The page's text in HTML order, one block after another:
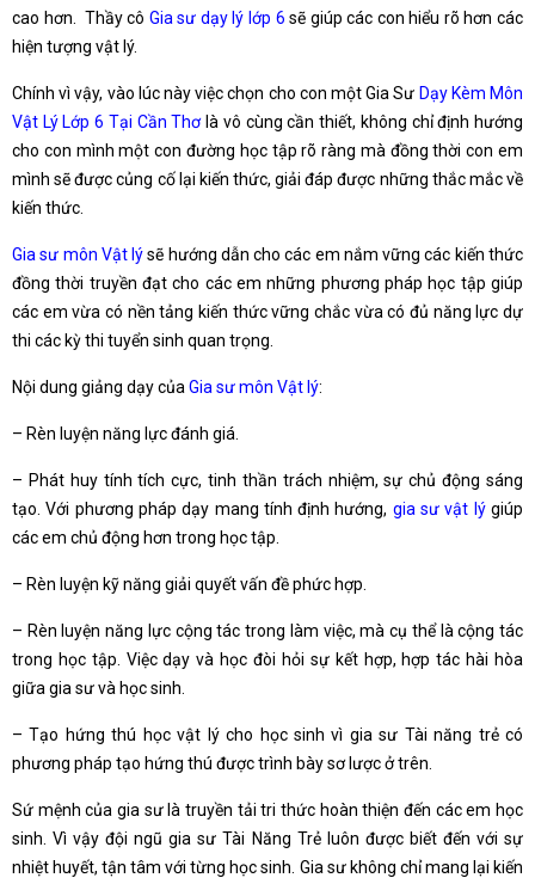
cao hơn. Thầy cô Gia sư dạy lý lớp 6 sẽ giúp các con hiểu rõ hơn các
hiện tượng vật lý.
Chính vì vậy, vào lúc này việc chọn cho con một Gia Sư Dạy Kèm Môn
Vật Lý Lớp 6 Tại Cần Thơlà vô cùng cần thiết, không chỉ định hướng
cho con mình một con đường học tập rõ ràng mà đồng thời con em
mình sẽ được củng cố lại kiến thức, giải đáp được những thắc mắc về
kiến thức.
Gia sư môn Vật lýsẽ hướng dẫn cho các em nắm vững các kiến thức
đồng thời truyền đạt cho các em những phương pháp học tập giúp
các em vừa có nền tảng kiến thức vững chắc vừa có đủ năng lực dự
thi các kỳ thi tuyển sinh quan trọng.
Nội dung giảng dạy của Gia sư môn Vật lý:
– Rèn luyện năng lực đánh giá.
– Phát huy tính tích cực, tinh thần trách nhiệm, sự chủ động sáng
tạo. Với phương pháp dạy mang tính định hướng, gia sư vật lýgiúp
các em chủ động hơn trong học tập.
– Rèn luyện kỹ năng giải quyết vấn đề phức hợp.
– Rèn luyện năng lực cộng tác trong làm việc, mà cụ thể là cộng tác
trong học tập. Việc dạy và học đòi hỏi sự kết hợp, hợp tác hài hòa
giữa gia sư và học sinh.
– Tạo hứng thú học vật lý cho học sinh vì gia sư Tài năng trẻ có
phương pháp tạo hứng thú được trình bày sơ lược ở trên.
Sứ mệnh của gia sư là truyền tải tri thức hoàn thiện đến các em học
sinh. Vì vậy đội ngũ gia sư Tài Năng Trẻ luôn được biết đến với sự
nhiệt huyết, tận tâm với từng học sinh. Gia sư không chỉ mang lại kiến